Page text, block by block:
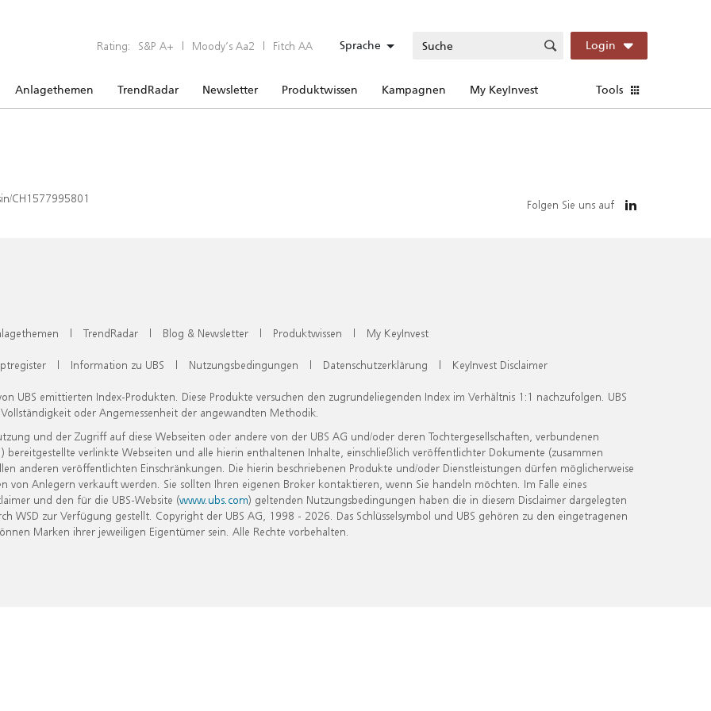
Rating: S&P A+ | Moody’s Aa2 | Fitch AA Sprache Login
Anlagethemen TrendRadar Newsletter Produktwissen Kampagnen My KeyInvest Tools
CH1577995801 Folgen Sie uns auf
| TrendRadar | Blog & Newsletter | Produktwissen | My KeyInvest
| Information zu UBS | Nutzungsbedingungen | Datenschutzerklärung | KeyInvest Disclaimer
UBS emittierten Index-Produkten. Diese Produkte versuchen den zugrundeliegenden Index im Verhältnis 1:1 nachzufolgen. UBS
oder Angemessenheit der angewandten Methodik.
und der Zugriff auf diese Webseiten oder andere von der UBS AG und/oder deren Tochtergesellschaften, verbundenen
verlinkte Webseiten und alle hierin enthaltenen Inhalte, einschließlich veröffentlichter Dokumente (zusammen
anderen veröffentlichten Einschränkungen. Die hierin beschriebenen Produkte und/oder Dienstleistungen dürfen möglicherweise
Anlegern verkauft werden. Sie sollten Ihren eigenen Broker kontaktieren, wenn Sie handeln möchten. Im Falle eines
und den für die UBS-Website (www.ubs.com) geltenden Nutzungsbedingungen haben die in diesem Disclaimer dargelegten
zur Verfügung gestellt. Copyright der UBS AG, 1998 - 2026. Das Schlüsselsymbol und UBS gehören zu den eingetragenen
Marken ihrer jeweiligen Eigentümer sein. Alle Rechte vorbehalten.